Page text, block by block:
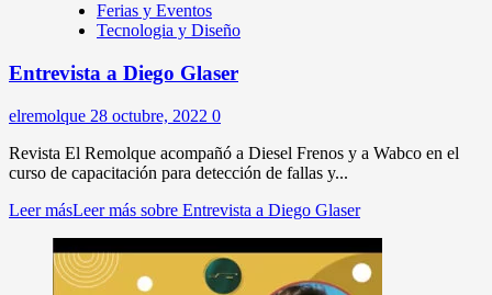
Ferias y Eventos
Tecnologia y Diseño
Entrevista a Diego Glaser
elremolque 28 octubre, 2022 0
Revista El Remolque acompañó a Diesel Frenos y a Wabco en el
curso de capacitación para detección de fallas y...
Leer másLeer más sobre Entrevista a Diego Glaser